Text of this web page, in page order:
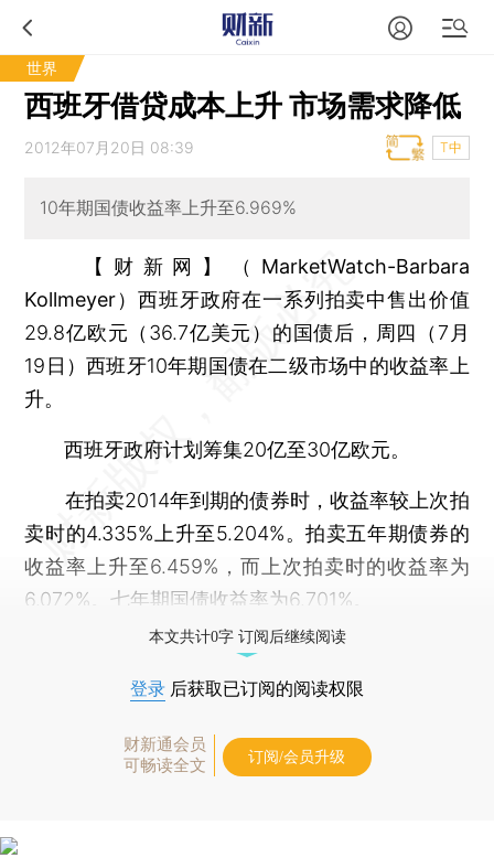
世界
西班牙借贷成本上升 市场需求降低
2012年07月20日 08:39 T中
10年期国债收益率上升至6.969%
【财新网】（MarketWatch-Barbara
Kollmeyer）西班牙政府在一系列拍卖中售出价值
29.8亿欧元（36.7亿美元）的国债后，周四（7月
19日）西班牙10年期国债在二级市场中的收益率上
升。
西班牙政府计划筹集20亿至30亿欧元。
在拍卖2014年到期的债券时，收益率较上次拍
卖时的4.335%上升至5.204%。拍卖五年期债券的
收益率上升至6.459%，而上次拍卖时的收益率为
6.072%。七年期国债收益率为6.701%。
本文共计0字 订阅后继续阅读
登录 后获取已订阅的阅读权限
财新通会员
可畅读全文
订阅/会员升级